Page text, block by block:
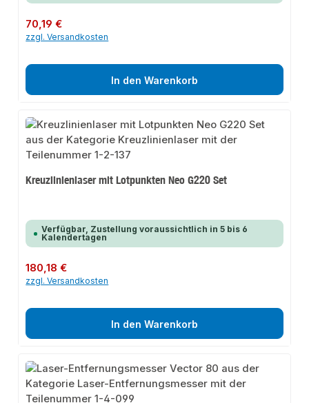
Regulärer Preis:
70,19 €
zzgl. Versandkosten
In den Warenkorb
Kreuzlinienlaser mit Lotpunkten Neo G220 Set
Verfügbar, Zustellung voraussichtlich in 5 bis 6
Kalendertagen
Regulärer Preis:
180,18 €
zzgl. Versandkosten
In den Warenkorb